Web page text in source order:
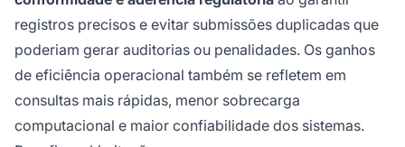
registros precisos e evitar submissões duplicadas que
poderiam gerar auditorias ou penalidades. Os ganhos
de eficiência operacional também se refletem em
consultas mais rápidas, menor sobrecarga
computacional e maior confiabilidade dos sistemas.